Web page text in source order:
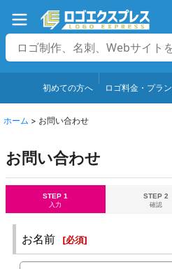
初めての方へ ロゴ料金・プラン
ホーム > お問い合わせ
お問い合わせ
STEP 1
入力
STEP 2
確認
お名前 [必須]